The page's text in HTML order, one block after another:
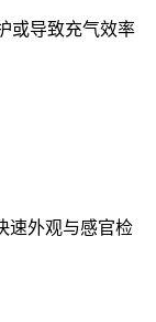
或导致充气效率
速外观与感官检